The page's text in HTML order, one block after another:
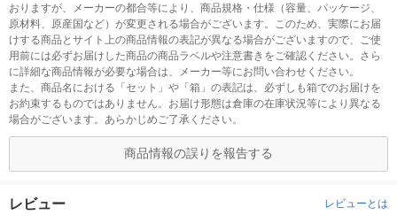
おりますが、メーカーの都合等により、商品規格・仕様（容量、パッケージ、
原材料、原産国など）が変更される場合がございます。このため、実際にお届
けする商品とサイト上の商品情報の表記が異なる場合がございますので、ご使
用前には必ずお届けした商品の商品ラベルや注意書きをご確認ください。さら
に詳細な商品情報が必要な場合は、メーカー等にお問い合わせください。
また、商品名における「セット」や「箱」の表記は、必ずしも箱でのお届けを
お約束するものではありません。お届け形態は倉庫の在庫状況等により異なる
場合がございます。あらかじめご了承ください。
商品情報の誤りを報告する
レビュー レビューとは